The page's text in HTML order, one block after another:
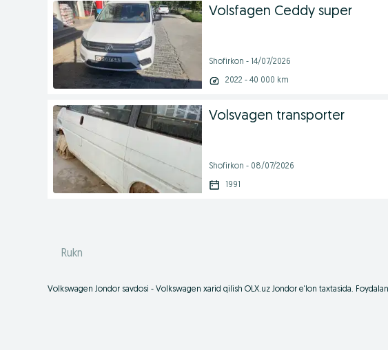
Volsfagen Ceddy super
Shofirkon - 14/07/2026
2022 - 40 000 km
Volsvagen transporter
Shofirkon - 08/07/2026
1991
Rukn
Volkswagen Jondor savdosi - Volkswagen xarid qilish OLX.uz Jondor e‘lon taxtasida.